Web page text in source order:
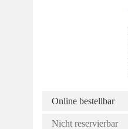
Online bestellbar
Nicht reservierbar